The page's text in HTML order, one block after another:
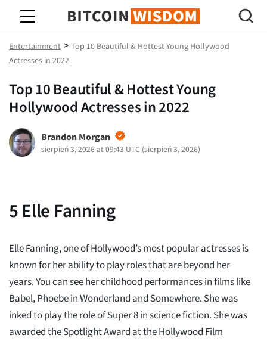
Mądrość Bitcoina
Entertainment > Top 10 Beautiful & Hottest Young Hollywood
Actresses in 2022
Top 10 Beautiful & Hottest Young
Hollywood Actresses in 2022
Brandon Morgan
sierpień 3, 2026 at 09:43 UTC (sierpień 3, 2026)
5Elle Fanning
Elle Fanning, one of Hollywood’s most popular actresses is
known for her ability to play roles that are beyond her
years. You can see her childhood performances in films like
Babel, Phoebe in Wonderland and Somewhere. She was
inked to play the role of Super 8 in science fiction. She was
awarded the Spotlight Award at the Hollywood Film